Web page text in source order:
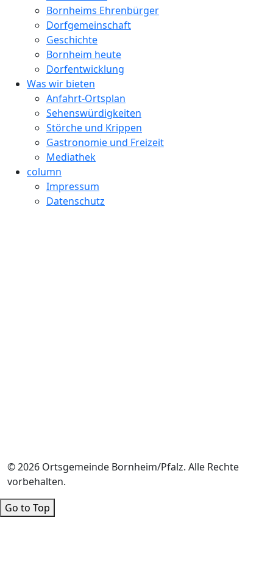
Bornheims Ehrenbürger
Dorfgemeinschaft
Geschichte
Bornheim heute
Dorfentwicklung
Was wir bieten
Anfahrt-Ortsplan
Sehenswürdigkeiten
Störche und Krippen
Gastronomie und Freizeit
Mediathek
column
Impressum
Datenschutz
© 2026 Ortsgemeinde Bornheim/Pfalz. Alle Rechte
vorbehalten.
Go to Top